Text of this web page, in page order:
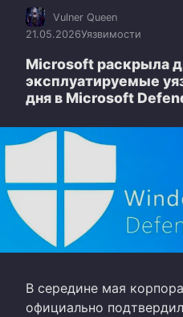
Vulner Queen
21.05.2026Уязвимости
Microsoft раскрыла
эксплуатируемые
дня в Microsoft
В середине мая
официально